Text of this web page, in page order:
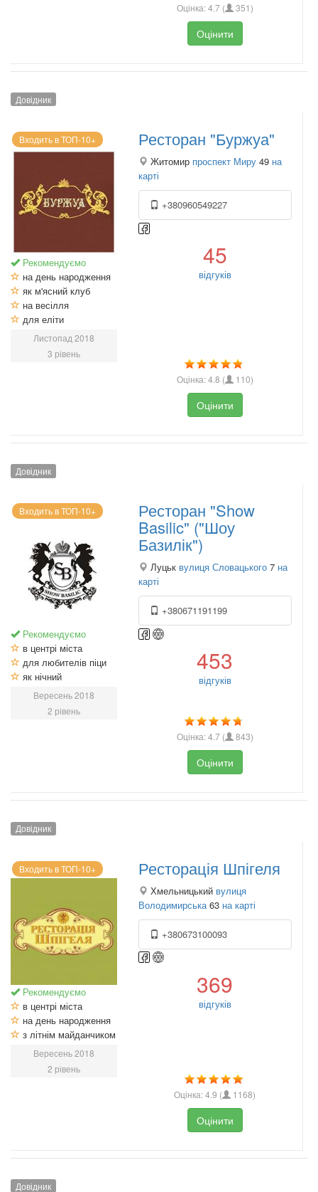
Оцінка:4.7 ( 351)
Оцінити
Довідник
Входить в ТОП-10+
Рекомендуємо
на день народження
як м'ясний клуб
на весілля
для еліти
Листопад 2018
3 рівень
Ресторан "Буржуа"
Житомир проспект Миру 49 на
карті
+380960549227
45
відгуків
Оцінка:4.8 ( 110)
Оцінити
Довідник
Входить в ТОП-10+
Рекомендуємо
в центрі міста
для любителів піци
як нічний
Вересень 2018
2 рівень
Ресторан "Show
Basilic" ("Шоу
Базилік")
Луцьк вулиця Словацького 7 на
карті
+380671191199
453
відгуків
Оцінка:4.7 ( 843)
Оцінити
Довідник
Входить в ТОП-10+
Рекомендуємо
в центрі міста
на день народження
з літнім майданчиком
Вересень 2018
2 рівень
Ресторація Шпігеля
Хмельницький вулиця
Володимирська 63 на карті
+380673100093
369
відгуків
Оцінка:4.9 ( 1168)
Оцінити
Довідник